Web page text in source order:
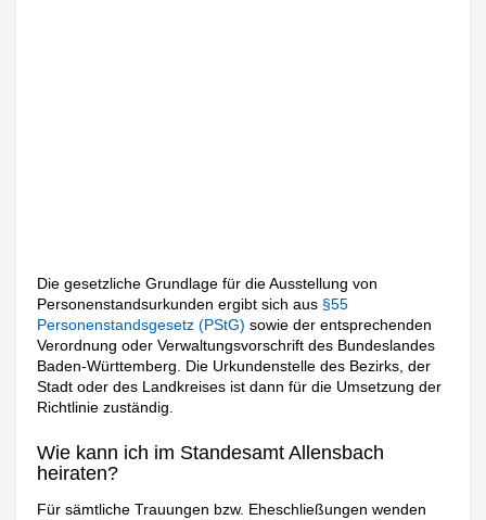
Die gesetzliche Grundlage für die Ausstellung von
Personenstandsurkunden ergibt sich aus §55
Personenstandsgesetz (PStG)sowie der entsprechenden
Verordnung oder Verwaltungsvorschrift des Bundeslandes
Baden-Württemberg. Die Urkundenstelle des Bezirks, der
Stadt oder des Landkreises ist dann für die Umsetzung der
Richtlinie zuständig.
Wie kann ich im Standesamt Allensbach
heiraten?
Für sämtliche Trauungen bzw. Eheschließungen wenden